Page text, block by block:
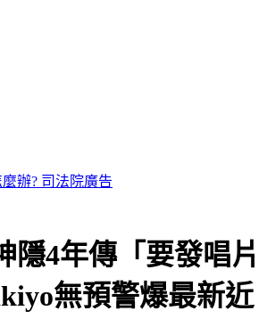
車零件、食品廠狂燒 橘紅烈焰駭人
隱4年傳「要發唱片
無預警爆最新近